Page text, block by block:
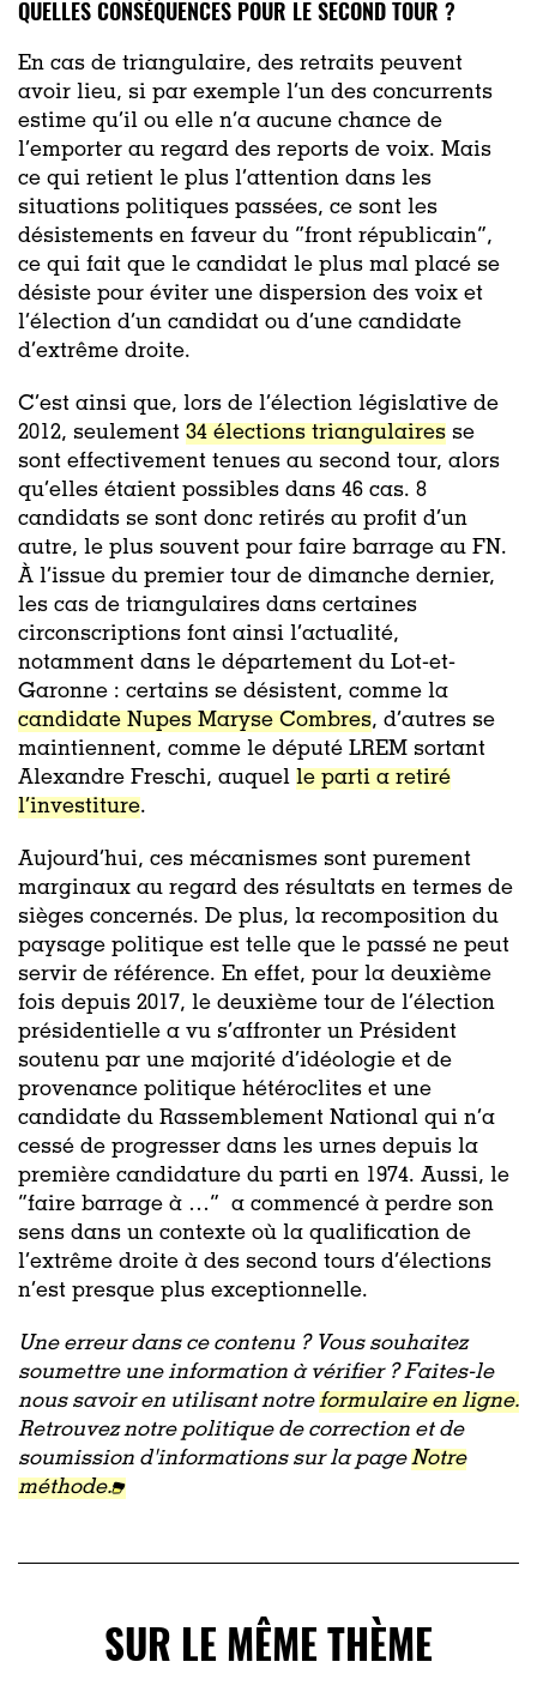
QUELLES CONSÉQUENCES POUR LE SECOND TOUR ?
En cas de triangulaire, des retraits peuvent
avoir lieu, si par exemple l’un des concurrents
estime qu’il ou elle n’a aucune chance de
l’emporter au regard des reports de voix. Mais
ce qui retient le plus l’attention dans les
situations politiques passées, ce sont les
désistements en faveur du “front républicain”,
ce qui fait que le candidat le plus mal placé se
désiste pour éviter une dispersion des voix et
l’élection d’un candidat ou d’une candidate
d’extrême droite.
C’est ainsi que, lors de l’élection législative de
2012, seulement 34 élections triangulaires se
sont effectivement tenues au second tour, alors
qu’elles étaient possibles dans 46 cas. 8
candidats se sont donc retirés au profit d’un
autre, le plus souvent pour faire barrage au FN.
À l’issue du premier tour de dimanche dernier,
les cas de triangulaires dans certaines
circonscriptions font ainsi l’actualité,
notamment dans le département du Lot-et-
Garonne : certains se désistent, comme la
candidate Nupes Maryse Combres, d’autres se
maintiennent, comme le député LREM sortant
Alexandre Freschi, auquel le parti a retiré
l’investiture.
Aujourd’hui, ces mécanismes sont purement
marginaux au regard des résultats en termes de
sièges concernés. De plus, la recomposition du
paysage politique est telle que le passé ne peut
servir de référence. En effet, pour la deuxième
fois depuis 2017, le deuxième tour de l’élection
présidentielle a vu s’affronter un Président
soutenu par une majorité d’idéologie et de
provenance politique hétéroclites et une
candidate du Rassemblement National qui n’a
cessé de progresser dans les urnes depuis la
première candidature du parti en 1974. Aussi, le
“faire barrage à …” a commencé à perdre son
sens dans un contexte où la qualification de
l’extrême droite à des second tours d’élections
n’est presque plus exceptionnelle.
Une erreur dans ce contenu ? Vous souhaitez
soumettre une information à vérifier ? Faites-le
nous savoir en utilisant notreformulaire en ligne.
Retrouvez notre politique de correction et de
soumission d'informations sur la pageNotre
méthode.
SUR LE MÊME THÈME